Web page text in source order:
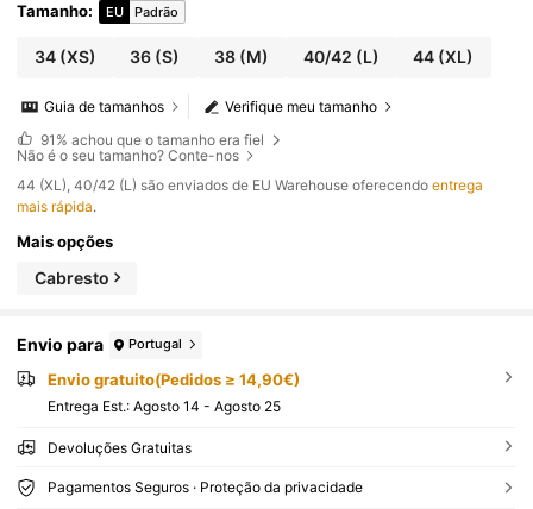
Tamanho: EU Padrão
34(XS) 36 (S) 38(M) 40/42 (L) 44 (XL)
Verifique meu tamanho
Guia de tamanhos
91% achou que o tamanho era fiel
Não é o seu tamanho? Conte-nos
​44 (XL), 40/42 (L) são enviados de EU Warehouse oferecendoentrega
mais rápida.
Mais opções
Cabresto
Envio para Portugal
Envio gratuito(Pedidos ≥ 14,90€)
Entrega Est.: Agosto 14 - Agosto 25
Devoluções Gratuitas
Pagamentos Seguros · Proteção da privacidade